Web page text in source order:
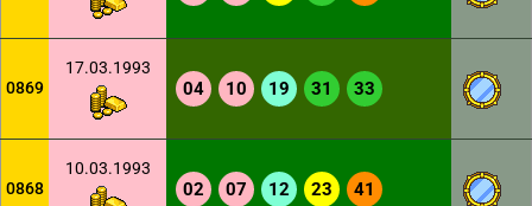
0869
17.03.1993
04 10 19 31 33
0868
10.03.1993
02 07 12 23 41